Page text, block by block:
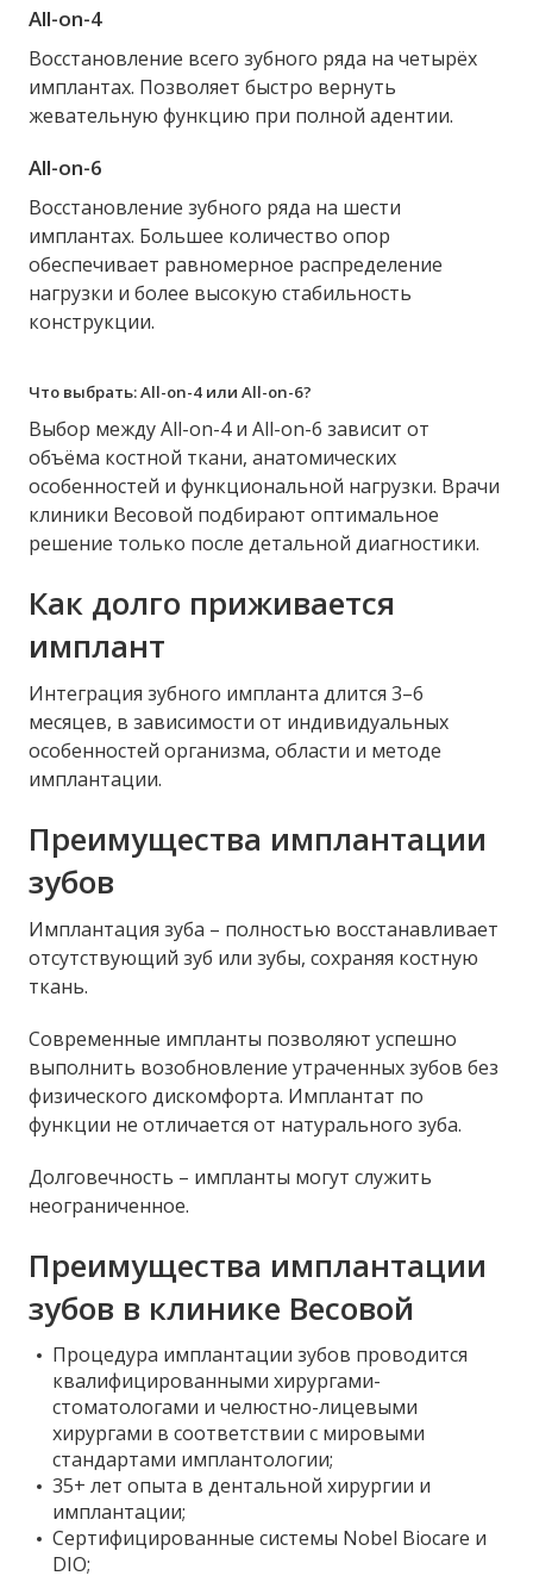
All-on-4
Восстановление всего зубного ряда на четырёх
имплантах. Позволяет быстро вернуть
жевательную функцию при полной адентии.
All-on-6
Восстановление зубного ряда на шести
имплантах. Большее количество опор
обеспечивает равномерное распределение
нагрузки и более высокую стабильность
конструкции.
Что выбрать: All-on-4 или All-on-6?
Выбор между All-on-4 и All-on-6 зависит от
объёма костной ткани, анатомических
особенностей и функциональной нагрузки. Врачи
клиники Весовой подбирают оптимальное
решение только после детальной диагностики.
Как долго приживается
имплант
Интеграция зубного импланта длится 3–6
месяцев, в зависимости от индивидуальных
особенностей организма, области и методе
имплантации.
Преимущества имплантации
зубов
Имплантация зуба – полностью восстанавливает
отсутствующий зуб или зубы, сохраняя костную
ткань.
Современные импланты позволяют успешно
выполнить возобновление утраченных зубов без
физического дискомфорта. Имплантат по
функции не отличается от натурального зуба.
Долговечность – импланты могут служить
неограниченное.
Преимущества имплантации
зубов в клинике Весовой
Процедура имплантации зубов проводится
квалифицированными хирургами-
стоматологами и челюстно-лицевыми
хирургами в соответствии с мировыми
стандартами имплантологии;
35+ лет опыта в дентальной хирургии и
имплантации;
Сертифицированные системы Nobel Biocare и
DIO;